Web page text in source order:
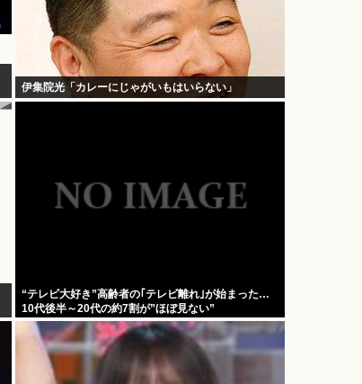
伊集院光「カレーにじゃがいもはいらない」
“テレビ大好き”高齢者の｢テレビ離れ｣が始まった…
10代後半～20代の約7割が”ほぼ見ない”